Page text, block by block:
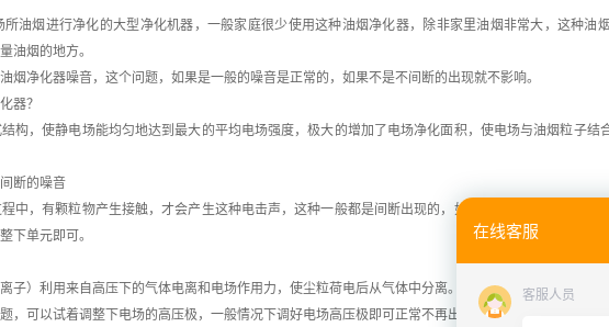
油烟进行净化的大型净化机器，一般家庭很少使用这种油烟净化器，除非家里油烟非常大，这种油
油烟的地方。
烟净化器噪音，这个问题，如果是一般的噪音是正常的，如果不是不间断的出现就不影响。
器？
构，使静电场能均匀地达到最大的平均电场强度，极大的增加了电场净化面积，使电场与油烟粒子结
断的噪音
中，有颗粒物产生接触，才会产生这种电击声，这种一般都是间断出现的，如果是一直出现这种放电
下单元即可。
子）利用来自高压下的气体电离和电场作用力，使尘粒荷电后从气体中分离。
，可以试着调整下电场的高压极，一般情况下调好电场高压极即可正常不再出现吱吱声。
在线客服
客服人员